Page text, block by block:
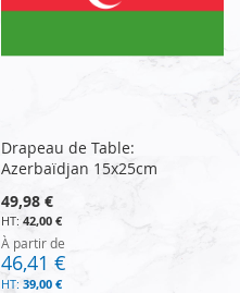
Drapeau de Table:
Azerbaïdjan 15x25cm
49,98 €
42,00 €
À partir de
46,41 €
39,00 €